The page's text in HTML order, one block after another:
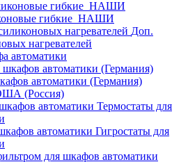
гибкие_НАШИ
Доп.
нагревателей
автоматики
автоматики (Германия)
(Россия)
Термостаты для
Гигростаты для